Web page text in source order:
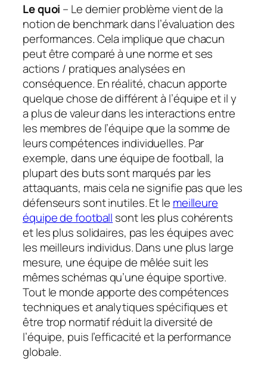
Le quoi – Le dernier problème vient de la
notion de benchmark dans l’évaluation des
performances. Cela implique que chacun
peut être comparé à une norme et ses
actions / pratiques analysées en
conséquence. En réalité, chacun apporte
quelque chose de différent à l’équipe et il y
a plus de valeur dans les interactions entre
les membres de l’équipe que la somme de
leurs compétences individuelles. Par
exemple, dans une équipe de football, la
plupart des buts sont marqués par les
attaquants, mais cela ne signifie pas que les
défenseurs sont inutiles. Et le meilleure
équipe de football sont les plus cohérents
et les plus solidaires, pas les équipes avec
les meilleurs individus. Dans une plus large
mesure, une équipe de mêlée suit les
mêmes schémas qu’une équipe sportive.
Tout le monde apporte des compétences
techniques et analytiques spécifiques et
être trop normatif réduit la diversité de
l’équipe, puis l’efficacité et la performance
globale.